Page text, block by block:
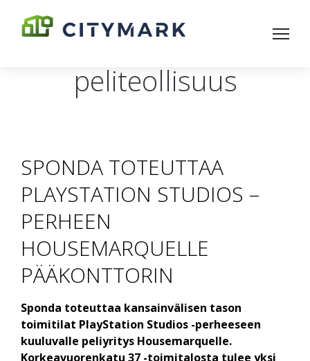
peliteollisuus
SPONDA TOTEUTTAA
PLAYSTATION STUDIOS –
PERHEEN
HOUSEMARQUELLE
PÄÄKONTTORIN
Sponda toteuttaa kansainvälisen tason
toimitilat PlayStation Studios -perheeseen
kuuluvalle peliyritys Housemarquelle.
Korkeavuorenkatu 37 -toimitalosta tulee yksi